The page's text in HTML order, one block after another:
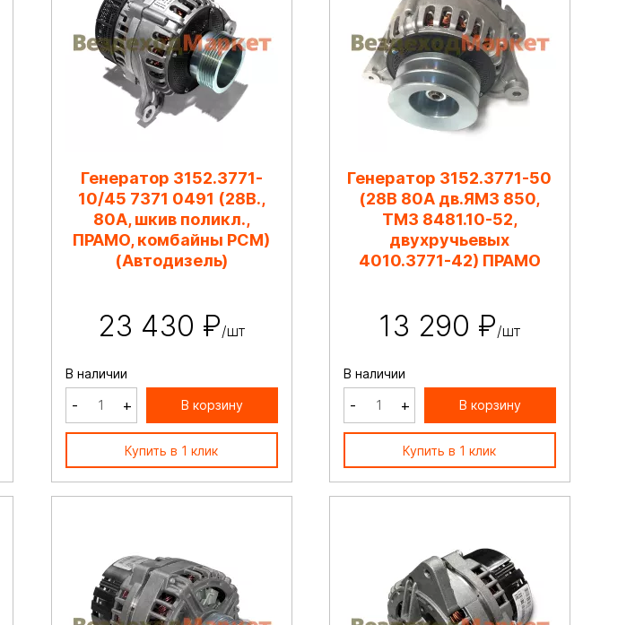
Генератор 3152.3771-
10/45 7371 0491 (28В.,
80А, шкив поликл.,
ПРАМО, комбайны РСМ)
(Автодизель)
23 430 ₽/шт
В наличии
- + В корзину
Купить в 1 клик
Генератор 3152.3771-50
(28В 80А дв.ЯМЗ 850,
ТМЗ 8481.10-52,
двухручьевых
4010.3771-42) ПРАМО
13 290 ₽/шт
В наличии
- + В корзину
Купить в 1 клик